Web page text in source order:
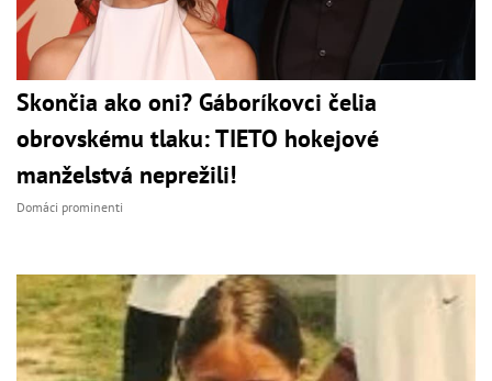
Skončia ako oni? Gáboríkovci čelia
obrovskému tlaku: TIETO hokejové
manželstvá neprežili!
Domáci prominenti